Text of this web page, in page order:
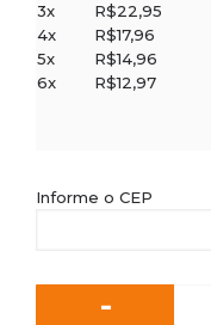
3x
R$22,95
4x
R$17,96
5x
R$14,96
6x
R$12,97
Informe o CEP
-